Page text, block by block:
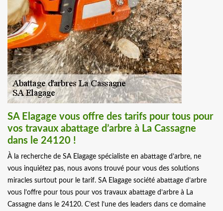
SA Elagage vous offre des tarifs pour tous pour
vos travaux abattage d’arbre à La Cassagne
dans le 24120 !
À la recherche de SA Elagage spécialiste en abattage d’arbre, ne
vous inquiétez pas, nous avons trouvé pour vous des solutions
miracles surtout pour le tarif. SA Elagage société abattage d’arbre
vous l’offre pour tous pour vos travaux abattage d’arbre à La
Cassagne dans le 24120. C’est l’une des leaders dans ce domaine